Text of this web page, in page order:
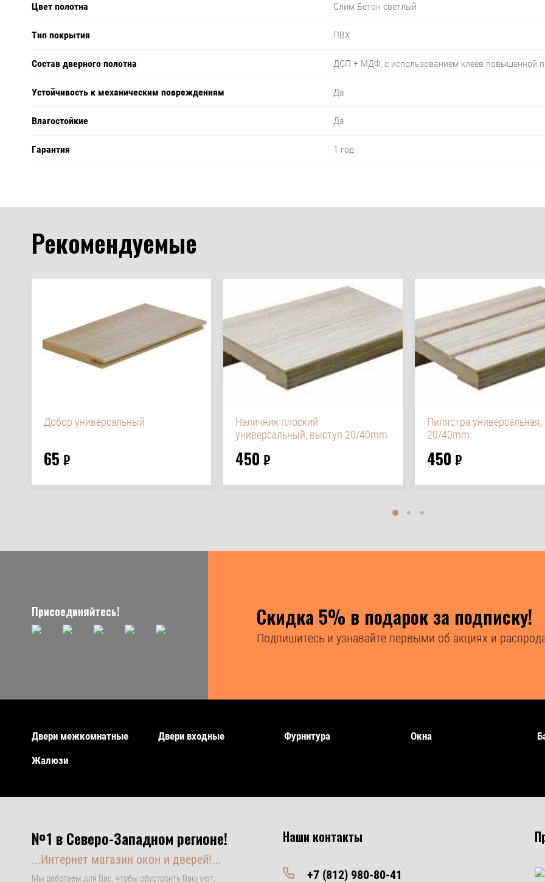
Цвет полотна Слим Бетон светлый
Тип покрытия ПВХ
Состав дверного полотна ДСП + МДФ, с использованием клеев повышенной
Устойчивость к механическим повреждениям Да
Влагостойкие Да
Гарантия 1 год
Рекомендуемые
Добор универсальный
65 ₽
Наличник плоский
универсальный, выступ 20/40mm
450 ₽
Пилястра
20/40mm
450 ₽
Присоединяйтесь! Скидка 5% в подарок за подписку!
Подпишитесь и узнавайте первыми об акциях и
Двери межкомнатные Двери входные Фурнитура Окна
Жалюзи
№1 в Северо-Западном регионе!
...Интернет магазин окон и дверей!...
Мы работаем для Вас, чтобы обустроить Ваш уют,
Наши контакты
+7 (812) 980-80-41